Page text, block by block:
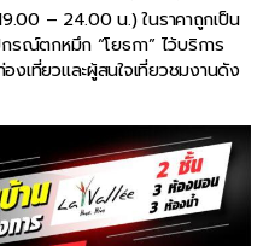
– 24.00 น.) ในราคาถูกเป็น
ณ์ตกหมึก “โยธกา” ไว้บริการ
เที่ยวและผู้สนใจเที่ยวชมงานดัง